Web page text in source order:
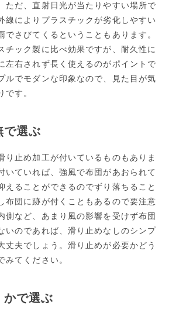
ただ、直射日光が当たりやすい場所で
線によりプラスチックが劣化しやすい
でさびてくるということもあります。
チック製に比べ効果ですが、耐久性に
左右されず長く使えるのがポイントで
ルでモダンな印象なので、見た目が気
です。
で選ぶ
り止め加工が付いているものもありま
いていれば、強風で布団があおられて
えることができるのでずり落ちること
布団に跡が付くこともあるので要注意
側など、あまり風の影響を受けず布団
いのであれば、滑り止めなしのシンプ
丈夫でしょう。滑り止めが必要かどう
みてください。
かで選ぶ